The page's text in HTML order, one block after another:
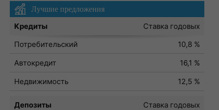
Лучшие предложения
Кредиты
Ставка годовых
Потребительский
10,8 %
Автокредит
16,1 %
Недвижимость
12,5 %
Депозиты
Ставка годовых